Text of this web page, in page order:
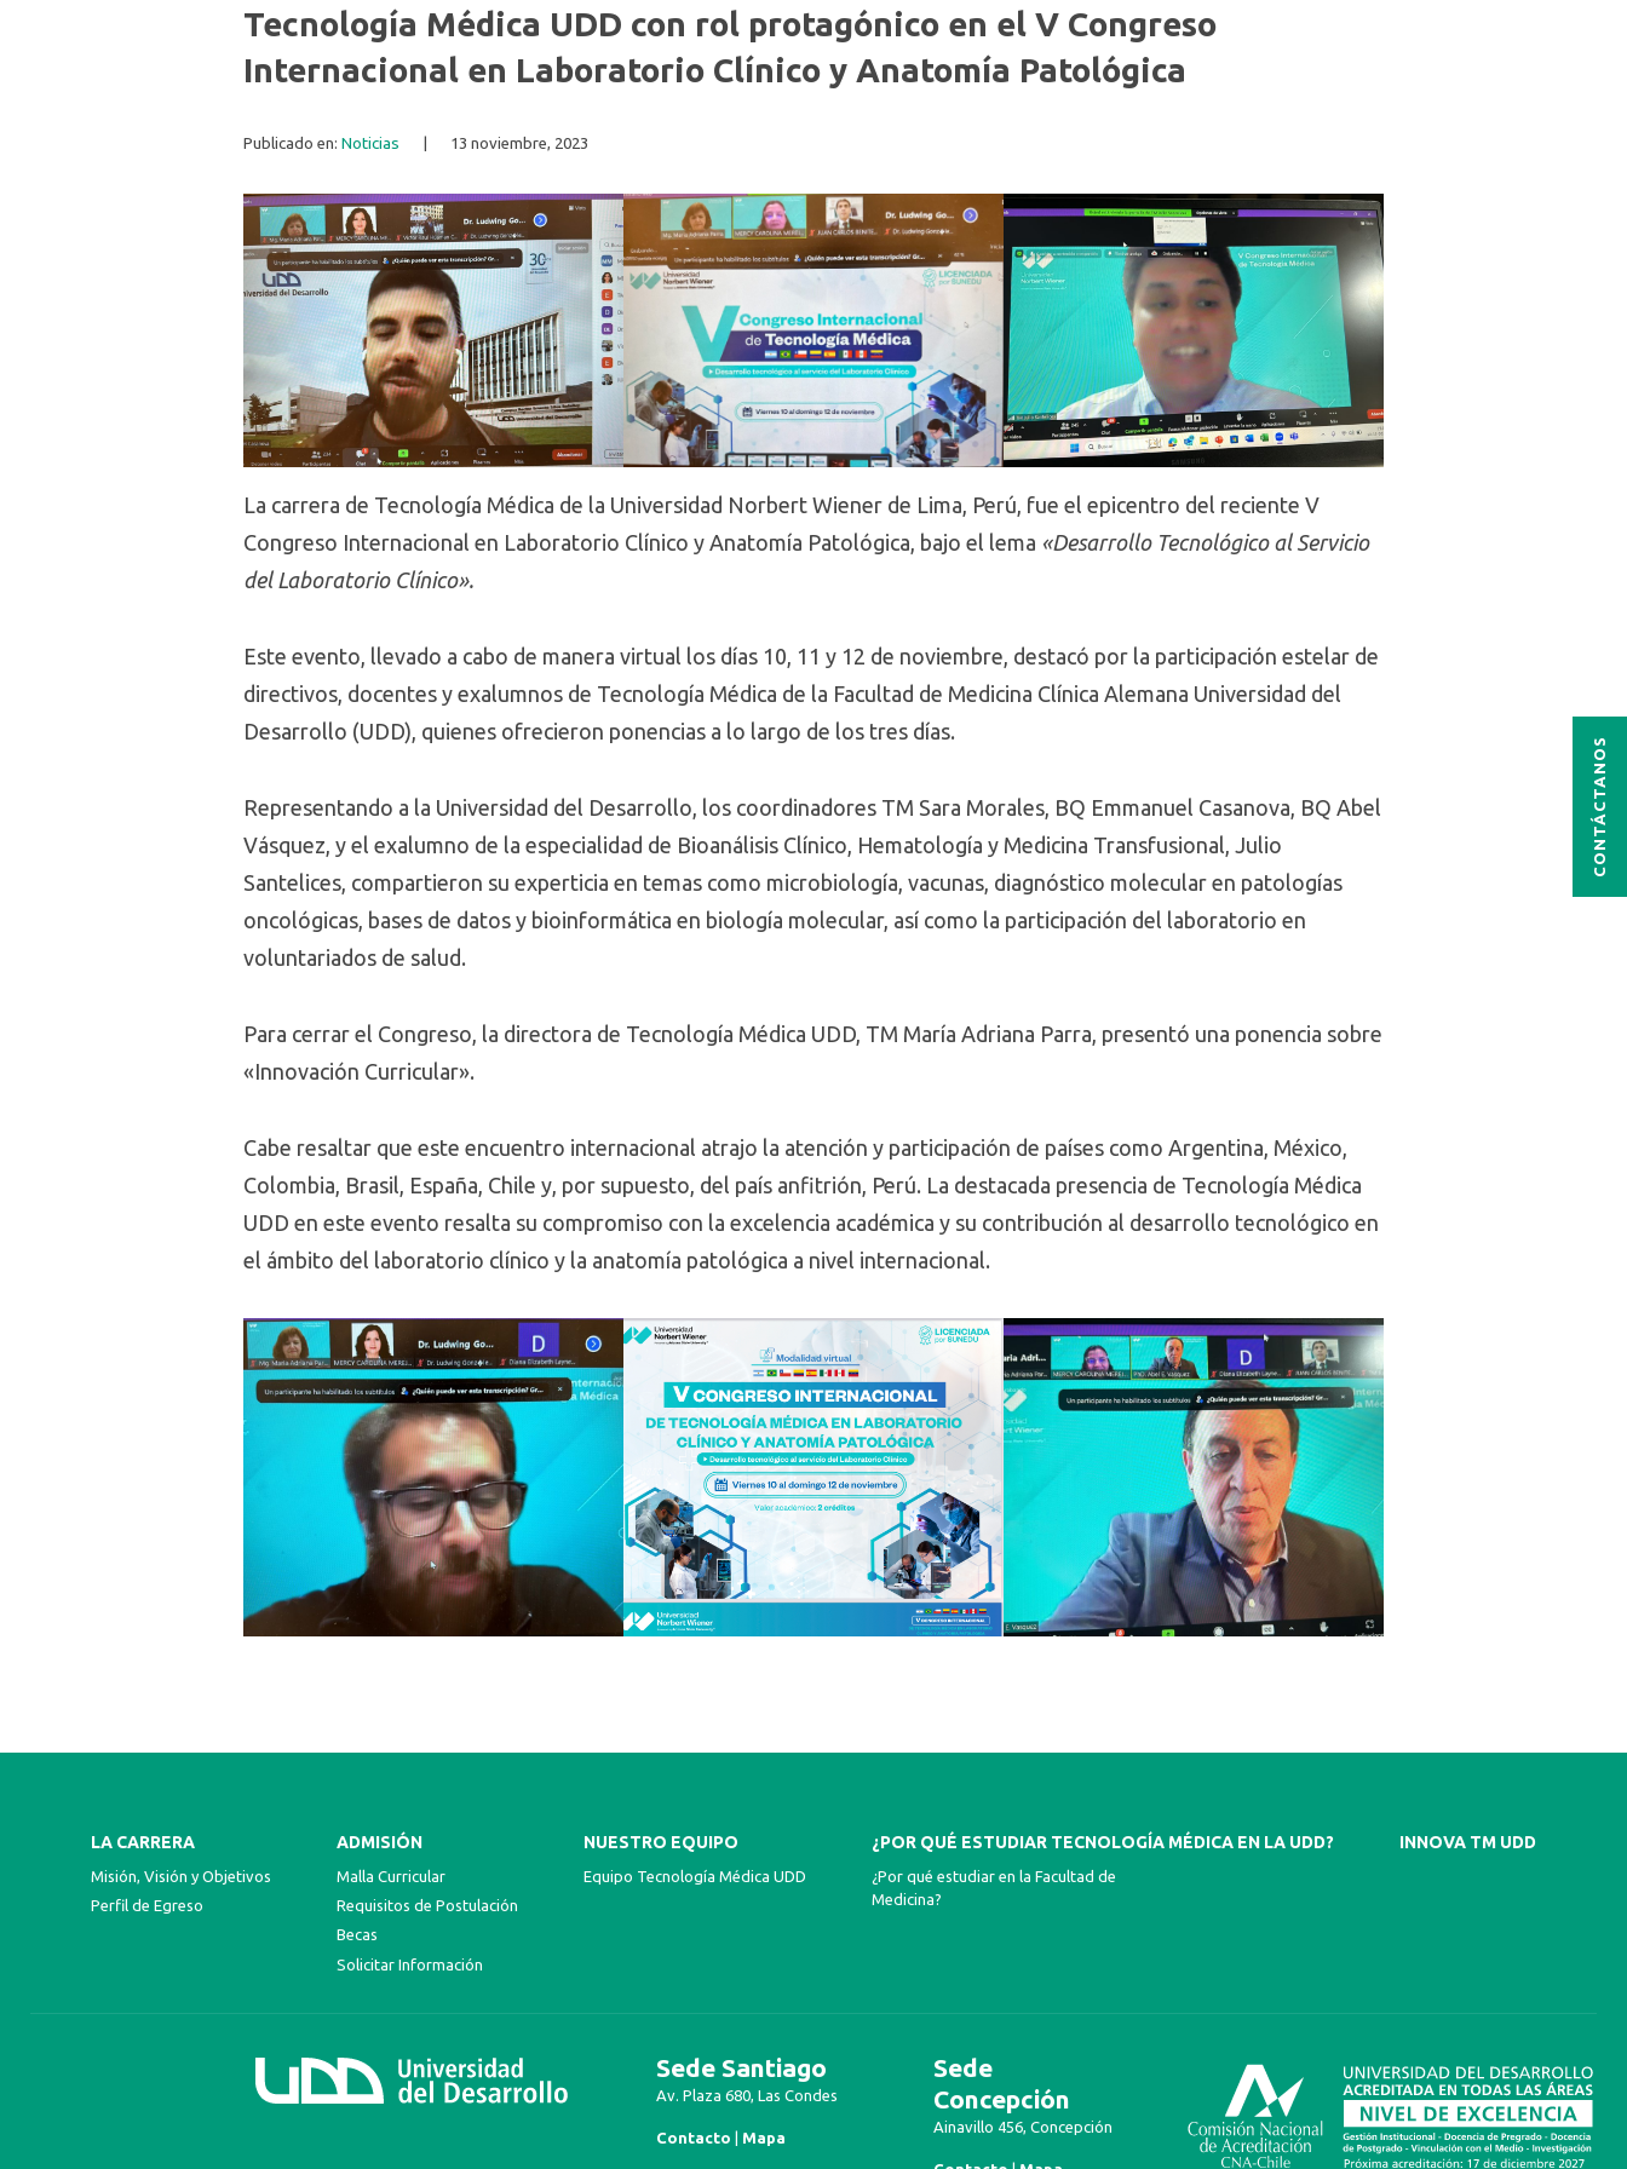
Tecnología Médica UDD con rol protagónico en el V Congreso
Internacional en Laboratorio Clínico y Anatomía Patológica
Publicado en: Noticias 13 noviembre, 2023
La carrera de Tecnología Médica de la Universidad Norbert Wiener de Lima, Perú, fue el epicentro del reciente V
Congreso Internacional en Laboratorio Clínico y Anatomía Patológica, bajo el lema «Desarrollo Tecnológico al Servicio
del Laboratorio Clínico».
Este evento, llevado a cabo de manera virtual los días 10, 11 y 12 de noviembre, destacó por la participación estelar de
directivos, docentes y exalumnos de Tecnología Médica de la Facultad de Medicina Clínica Alemana Universidad del
Desarrollo (UDD), quienes ofrecieron ponencias a lo largo de los tres días.
Representando a la Universidad del Desarrollo, los coordinadores TM Sara Morales, BQ Emmanuel Casanova, BQ Abel
Vásquez, y el exalumno de la especialidad de Bioanálisis Clínico, Hematología y Medicina Transfusional, Julio
Santelices, compartieron su experticia en temas como microbiología, vacunas, diagnóstico molecular en patologías
oncológicas, bases de datos y bioinformática en biología molecular, así como la participación del laboratorio en
voluntariados de salud.
Para cerrar el Congreso, la directora de Tecnología Médica UDD, TM María Adriana Parra, presentó una ponencia sobre
«Innovación Curricular».
Cabe resaltar que este encuentro internacional atrajo la atención y participación de países como Argentina, México,
Colombia, Brasil, España, Chile y, por supuesto, del país anfitrión, Perú. La destacada presencia de Tecnología Médica
UDD en este evento resalta su compromiso con la excelencia académica y su contribución al desarrollo tecnológico en
el ámbito del laboratorio clínico y la anatomía patológica a nivel internacional.
CONTÁCTANOS
LA CARRERA
Misión, Visión y Objetivos
Perfil de Egreso
ADMISIÓN
Malla Curricular
Requisitos de Postulación
Becas
Solicitar Información
NUESTRO EQUIPO
Equipo Tecnología Médica UDD
¿POR QUÉ ESTUDIAR TECNOLOGÍA MÉDICA EN LA UDD?
¿Por qué estudiar en la Facultad de
Medicina?
INNOVA TM UDD
Sede Santiago
Av. Plaza 680, Las Condes
Contacto Mapa
Sede
Concepción
Ainavillo 456, Concepción